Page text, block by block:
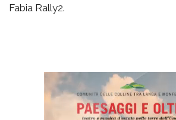
Fabia Rally2.